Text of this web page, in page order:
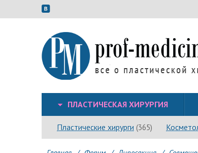
ПЛАСТИЧЕСКАЯ ХИРУРГИЯ
Пластические хирурги (365)